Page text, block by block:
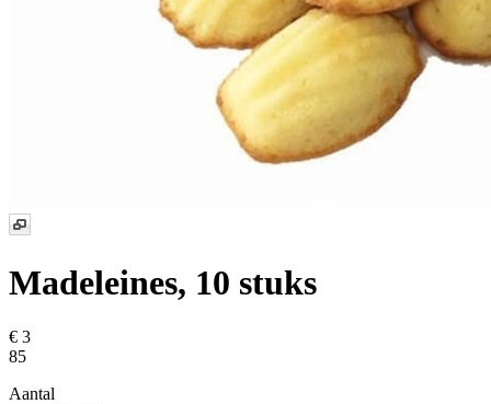
Madeleines, 10 stuks
€ 3
85
Aantal